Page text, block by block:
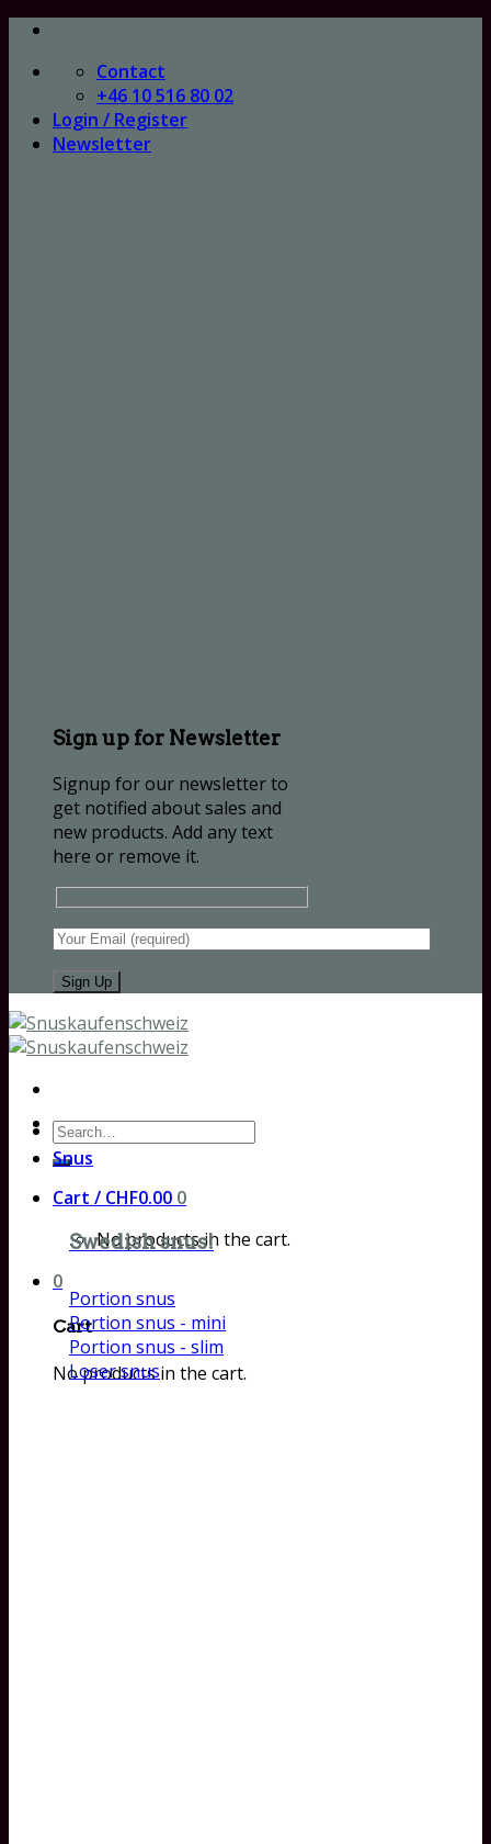
Skip
content
Contact
+46 10 516 80 02
Login / Register
Newsletter
Sign up for Newsletter
Signup for our newsletter to
get notified about sales and
new products. Add any text
here or remove it.
Search
for:
Cart / CHF0.00 0
No products in the cart.
0
Cart
No products in the cart.
Snus
Swedish snus!
Portion snus
Portion snus - mini
Portion snus - slim
Loser snus